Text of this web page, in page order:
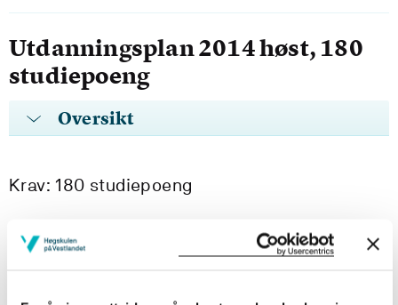
Utdanningsplan 2014 høst, 180
studiepoeng
Oversikt
Krav: 180 studiepoeng
Obligatoriske emner